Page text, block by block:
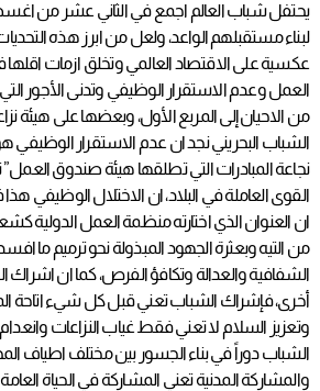
يحتفل شباب العالم اجمع في الثاني عشر من
لبناء مستقبلهم الواعد، ولعل من ابرز هذه
عكسية على الاقتصاد العالمي وتخلق ازمات
العمل وعدم الاستقرار الوظيفي وتدنى الأجور
من الاحيان إلى المربع الأول، وبعضها على هيئة
الشباب البحريني نجد ان عدم الاستقرار
القوى العاملة في البلاد، ان الاختلال الوظيفي
ان العنوان الذي اختارته منظمة العمل الدولية
من التيه وبعثرة الجهود المبذولة نحو ترميم ما
الشفافية والعدالة وتكافؤ الفرص، كما ان
أخرى، فإشراك الشباب تعني قبل كل شيء اتاحة
وتعزيز السلام لا تعني فقط غياب النزاعات
الشباب دوراً في بناء الجسور بين مختلف اطياف
والمشاركة المدنية تعني المشاركة في الحياة